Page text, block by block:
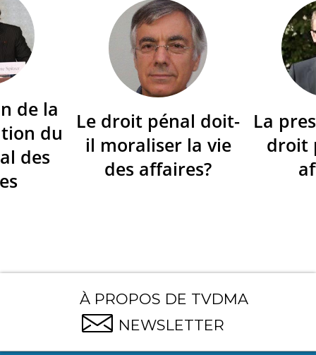
de la
du
des
Le droit pénal doit-
il moraliser la vie
des affaires?
La
droit
À PROPOS DE TVDMA
NEWSLETTER